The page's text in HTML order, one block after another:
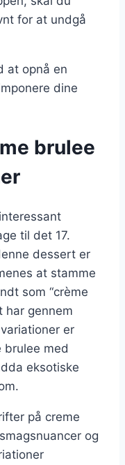
for at undgå
at opnå en
dine
brulee
til det 17.
dessert er
at stamme
som “crème
har gennem
er
brulee med
eksotiske
på creme
og